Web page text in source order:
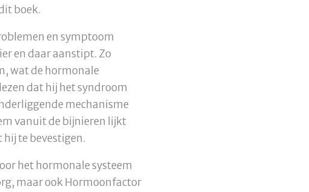
boek.
en symptoom
en daar aanstipt. Zo
wat de hormonale
dat hij het syndroom
mechanisme
vanuit de bijnieren lijkt
te bevestigen.
het hormonale systeem
maar ook Hormoonfactor